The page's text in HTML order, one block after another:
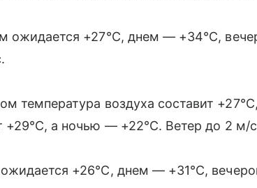
ожидается +27°C, днем — +34°C,
температура воздуха составит
+29°C, а ночью — +22°C. Ветер до 2 м/
+26°C, днем — +31°C,